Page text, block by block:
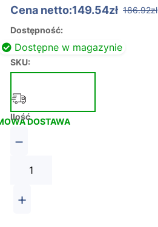
Cena netto:149.54zł 186.92zł
Dostępność:
Dostępne w magazynie
SKU:
DOSTAWA
Ilość
−
+